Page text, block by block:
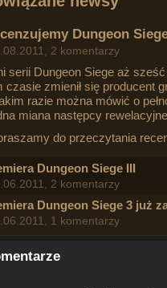
Dungeon
2 komentarzy
serii Dungeon Siege aż
czasie zmienił się producent
razie można mówić o
miana następcy
do przeczytania
Dungeon Siege III
2 komentarzy
Dungeon Siege 3 już
1 komentarzy